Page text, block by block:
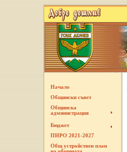
Начало
Общински съвет
Общинска
администрация
Бюджет
ПИРО 2021-2027
Общ устройствен план